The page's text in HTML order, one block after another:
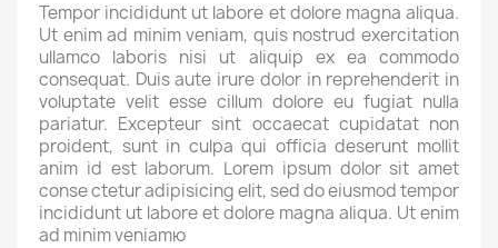
Tempor incididunt ut labore et dolore magna aliqua.
Ut enim ad minim veniam, quis nostrud exercitation
ullamco laboris nisi ut aliquip ex ea commodo
consequat. Duis aute irure dolor in reprehenderit in
voluptate velit esse cillum dolore eu fugiat nulla
pariatur. Excepteur sint occaecat cupidatat non
proident, sunt in culpa qui officia deserunt mollit
anim id est laborum. Lorem ipsum dolor sit amet
conse ctetur adipisicing elit, sed do eiusmod tempor
incididunt ut labore et dolore magna aliqua. Ut enim
ad minim veniamю